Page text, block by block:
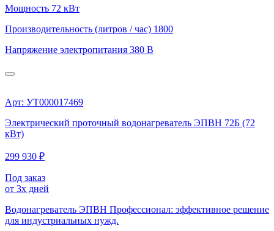
Мощность 72 кВт
Производительность (литров / час) 1800
Напряжение электропитания 380 В
Арт: УТ000017469
Электрический проточный водонагреватель ЭПВН 72Б (72
кВт)
299 930 ₽
Под заказ
от 3х дней
Водонагреватель ЭПВН Профессионал: эффективное решение
для индустриальных нужд.